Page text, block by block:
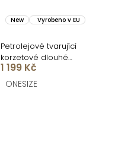
New Vyrobeno v EU
Petrolejové tvarující
korzetové dlouhé
společenské šaty
BRANFLA
1 199 Kč
ONESIZE